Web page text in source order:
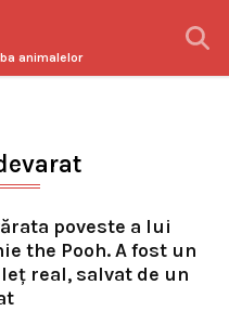
animalelor
poveste a lui
the Pooh. A fost un
real, salvat de un